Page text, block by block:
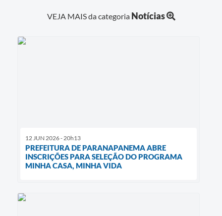
VEJA MAIS da categoria Notícias
12 JUN 2026 - 20h13
PREFEITURA DE PARANAPANEMA ABRE
INSCRIÇÕES PARA SELEÇÃO DO PROGRAMA
MINHA CASA, MINHA VIDA